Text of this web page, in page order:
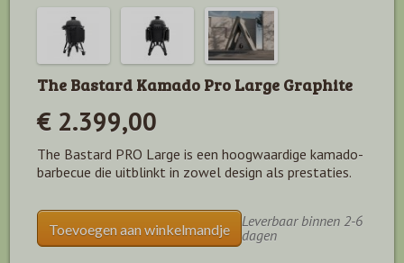
The Bastard Kamado Pro Large Graphite
€ 2.399,00
The Bastard PRO Large is een hoogwaardige kamado-
barbecue die uitblinkt in zowel design als prestaties.
Toevoegen aan winkelmandje
Leverbaar binnen 2-6
dagen